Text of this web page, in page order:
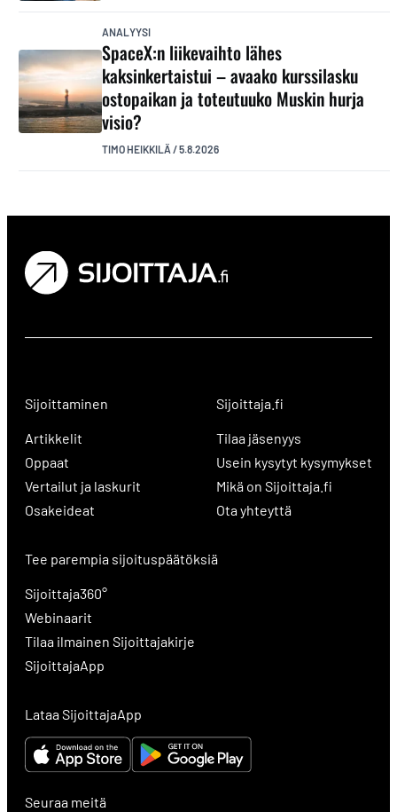
ANALYYSI
SpaceX:n liikevaihto lähes
kaksinkertaistui – avaako kurssilasku
ostopaikan ja toteutuuko Muskin hurja
visio?
TIMO HEIKKILÄ /5.8.2026
Sijoittaminen
Artikkelit
Oppaat
Vertailut ja laskurit
Osakeideat
Sijoittaja.fi
Tilaa jäsenyys
Usein kysytyt kysymykset
Mikä on Sijoittaja.fi
Ota yhteyttä
Tee parempia sijoituspäätöksiä
Sijoittaja360°
Webinaarit
Tilaa ilmainen Sijoittajakirje
SijoittajaApp
Lataa SijoittajaApp
Seuraa meitä